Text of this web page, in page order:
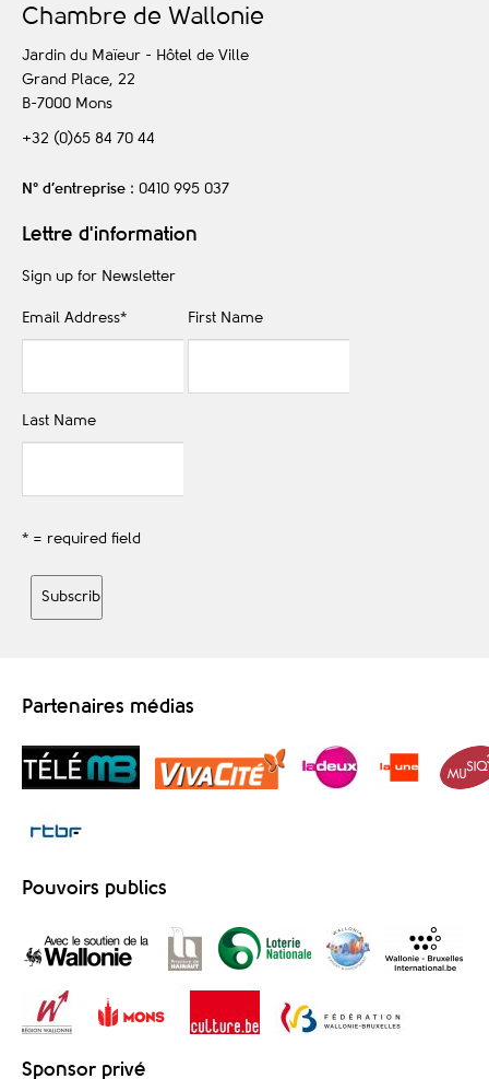
Chambre de Wallonie
Jardin du Maïeur - Hôtel de Ville
Grand Place, 22
B-7000 Mons
+32 (0)65 84 70 44
N° d’entreprise : 0410 995 037
Lettre d'information
Sign up for Newsletter
Email Address* First Name
Last Name
* = required field
Partenaires médias
Pouvoirs publics
Sponsor privé